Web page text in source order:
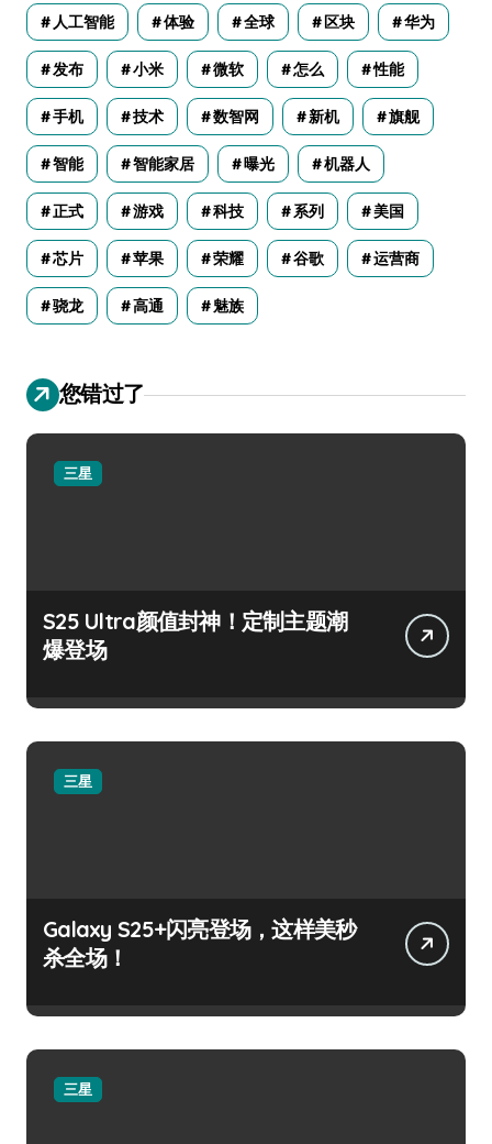
人工智能 体验 全球 区块 华为
发布 小米 微软 怎么 性能
手机 技术 数智网 新机 旗舰
智能 智能家居 曝光 机器人
正式 游戏 科技 系列 美国
芯片 苹果 荣耀 谷歌 运营商
骁龙 高通 魅族
您错过了
三星
S25 Ultra颜值封神！定制主题潮
爆登场
三星
Galaxy S25+闪亮登场，这样美秒
杀全场！
三星